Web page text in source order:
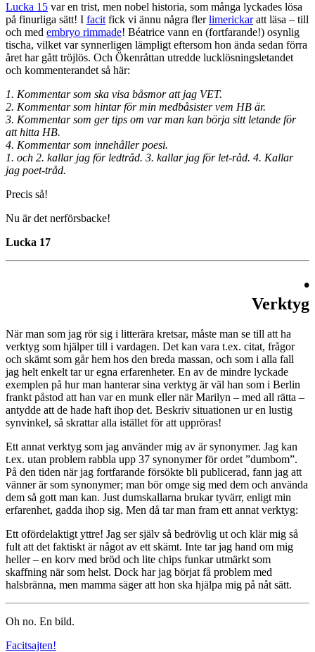
Lucka 15 var en trist, men nobel historia, som många lyckades lösa
på finurliga sätt! I facit fick vi ännu några flerlimerickaratt läsa – till
och med embryo rimmade! Béatrice vann en (fortfarande!) osynlig
tischa, vilket var synnerligen lämpligt eftersom hon ända sedan förra
året har gått tröjlös. Och Ökenråttan utredde lucklösningsletandet
och kommenterandet så här:
1. Kommentar som ska visa båsmor att jag VET.
2. Kommentar som hintar för min medbåsister vem HB är.
3. Kommentar som ger tips om var man kan börja sitt letande för
att hitta HB.
4. Kommentar som innehåller poesi.
1. och 2. kallar jag för ledtråd. 3. kallar jag för let-råd. 4. Kallar
jag poet-tråd.
Precis så!
Nu är det nerförsbacke!
Lucka 17
•
Verktyg
När man som jag rör sig i litterära kretsar, måste man se till att ha
verktyg som hjälper till i vardagen. Det kan vara t.ex. citat, frågor
och skämt som går hem hos den breda massan, och som i alla fall
jag helt enkelt tar ur egna erfarenheter. En av de mindre lyckade
exemplen på hur man hanterar sina verktyg är väl han som i Berlin
frankt påstod att han var en munk eller när Marilyn – med all rätta –
antydde att de hade haft ihop det. Beskriv situationen ur en lustig
synvinkel, så skrattar alla istället för att uppröras!
Ett annat verktyg som jag använder mig av är synonymer. Jag kan
t.ex. utan problem rabbla upp 37 synonymer för ordet ”dumbom”.
På den tiden när jag fortfarande försökte bli publicerad, fann jag att
vänner är som synonymer; man bör omge sig med dem och använda
dem så gott man kan. Just dumskallarna brukar tyvärr, enligt min
erfarenhet, gadda ihop sig. Men då tar man fram ett annat verktyg:
Ett ofördelaktigt yttre! Jag ser själv så bedrövlig ut och klär mig så
fult att det faktiskt är något av ett skämt. Inte tar jag hand om mig
heller – en korv med bröd och lite chips funkar utmärkt som
skaffning när som helst. Dock har jag börjat få problem med
halsbränna, men mamma säger att hon ska hjälpa mig på nåt sätt.
Oh no. En bild.
Facitsajten!